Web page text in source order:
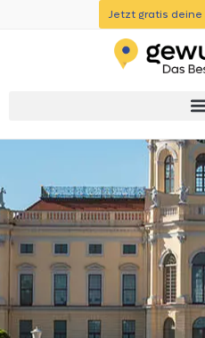
Jetzt gratis deine